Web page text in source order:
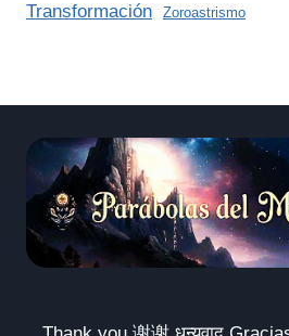
Transformación Zoroastrismo